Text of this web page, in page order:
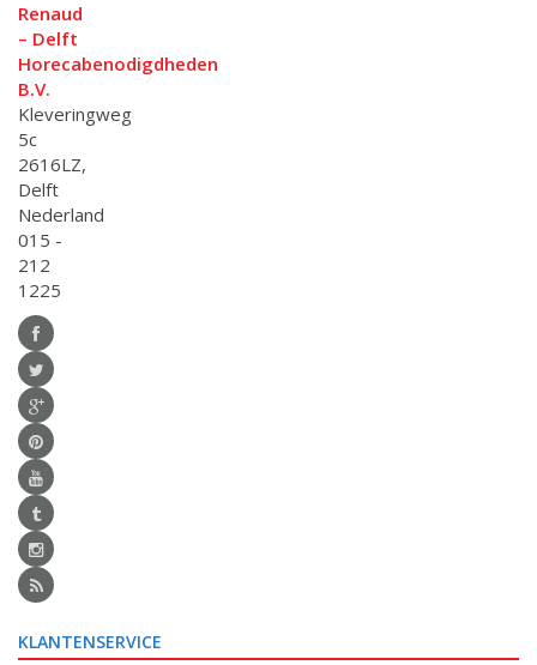
Renaud
– Delft
Horecabenodigdheden
B.V.
Kleveringweg
5c
2616LZ,
Delft
Nederland
015 -
212
1225
KLANTENSERVICE